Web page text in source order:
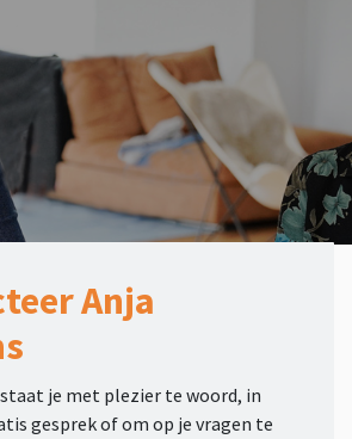
Anja
je met plezier te woord, in
gesprek of om op je vragen te